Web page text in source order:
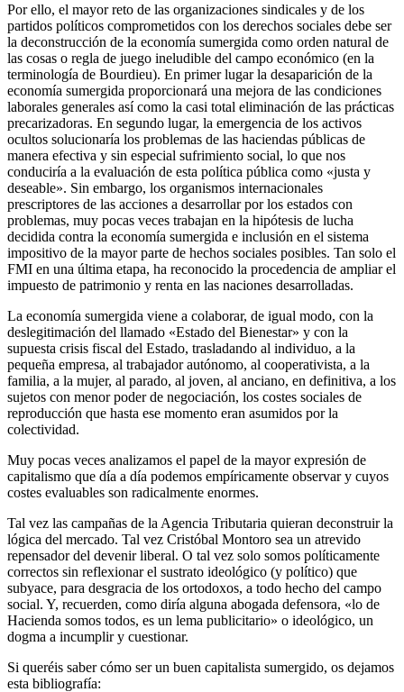
Por ello, el mayor reto de las organizaciones sindicales y de los
partidos políticos comprometidos con los derechos sociales debe ser
la deconstrucción de la economía sumergida como orden natural de
las cosas o regla de juego ineludible del campo económico (en la
terminología de Bourdieu). En primer lugar la desaparición de la
economía sumergida proporcionará una mejora de las condiciones
laborales generales así como la casi total eliminación de las prácticas
precarizadoras. En segundo lugar, la emergencia de los activos
ocultos solucionaría los problemas de las haciendas públicas de
manera efectiva y sin especial sufrimiento social, lo que nos
conduciría a la evaluación de esta política pública como «justa y
deseable». Sin embargo, los organismos internacionales
prescriptores de las acciones a desarrollar por los estados con
problemas, muy pocas veces trabajan en la hipótesis de lucha
decidida contra la economía sumergida e inclusión en el sistema
impositivo de la mayor parte de hechos sociales posibles. Tan solo el
FMI en una última etapa, ha reconocido la procedencia de ampliar el
impuesto de patrimonio y renta en las naciones desarrolladas.
La economía sumergida viene a colaborar, de igual modo, con la
deslegitimación del llamado «Estado del Bienestar» y con la
supuesta crisis fiscal del Estado, trasladando al individuo, a la
pequeña empresa, al trabajador autónomo, al cooperativista, a la
familia, a la mujer, al parado, al joven, al anciano, en definitiva, a los
sujetos con menor poder de negociación, los costes sociales de
reproducción que hasta ese momento eran asumidos por la
colectividad.
Muy pocas veces analizamos el papel de la mayor expresión de
capitalismo que día a día podemos empíricamente observar y cuyos
costes evaluables son radicalmente enormes.
Tal vez las campañas de la Agencia Tributaria quieran deconstruir la
lógica del mercado. Tal vez Cristóbal Montoro sea un atrevido
repensador del devenir liberal. O tal vez solo somos políticamente
correctos sin reflexionar el sustrato ideológico (y político) que
subyace, para desgracia de los ortodoxos, a todo hecho del campo
social. Y, recuerden, como diría alguna abogada defensora, «lo de
Hacienda somos todos, es un lema publicitario» o ideológico, un
dogma a incumplir y cuestionar.
Si queréis saber cómo ser un buen capitalista sumergido, os dejamos
esta bibliografía: